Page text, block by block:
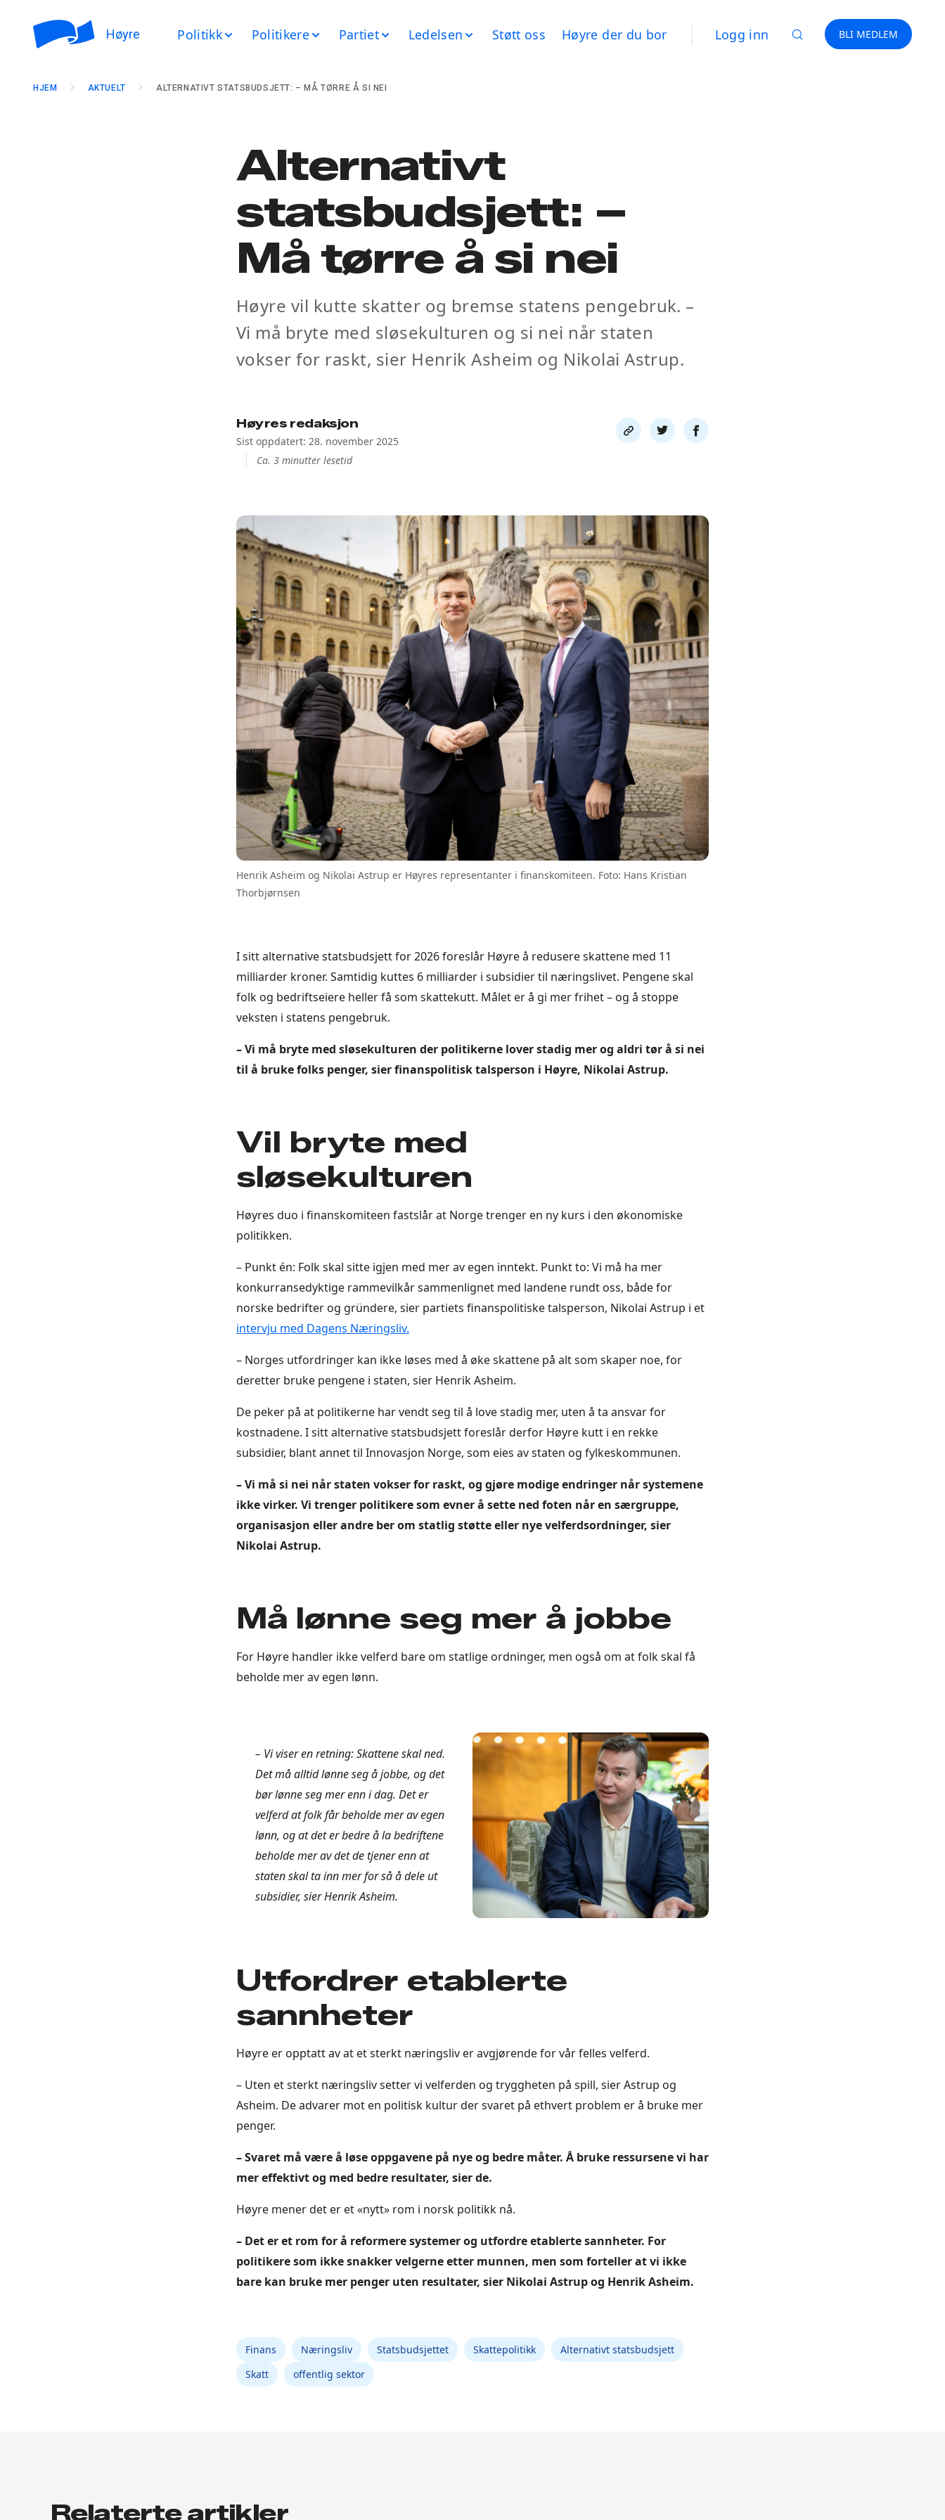
Høyre Politikk Politikere Partiet Ledelsen Støtt oss Høyre der du bor Logg inn BLI MEDLEM
HJEM AKTUELT ALTERNATIVT STATSBUDSJETT: – MÅ TØRRE Å SI NEI
Alternativt
statsbudsjett: –
Må tørre å si nei
Høyre vil kutte skatter og bremse statens pengebruk. –
Vi må bryte med sløsekulturen og si nei når staten
vokser for raskt, sier Henrik Asheim og Nikolai Astrup.
Høyres redaksjon
Sist oppdatert: 28. november 2025
Ca. 3 minutter lesetid
Del
link
Del
på
Del
på
Henrik Asheim og Nikolai Astrup er Høyres representanter i finanskomiteen. Foto: Hans Kristian
Thorbjørnsen
I sitt alternative statsbudsjett for 2026 foreslår Høyre å redusere skattene med 11
milliarder kroner. Samtidig kuttes 6 milliarder i subsidier til næringslivet. Pengene skal
folk og bedriftseiere heller få som skattekutt. Målet er å gi mer frihet – og å stoppe
veksten i statens pengebruk.
– Vi må bryte med sløsekulturen der politikerne lover stadig mer og aldri tør å si nei
til å bruke folks penger, sier finanspolitisk talsperson i Høyre, Nikolai Astrup.
Vil bryte med
sløsekulturen
Høyres duo i finanskomiteen fastslår at Norge trenger en ny kurs i den økonomiske
politikken.
– Punkt én: Folk skal sitte igjen med mer av egen inntekt. Punkt to: Vi må ha mer
konkurransedyktige rammevilkår sammenlignet med landene rundt oss, både for
norske bedrifter og gründere, sier partiets finanspolitiske talsperson, Nikolai Astrup i et
intervju med Dagens Næringsliv.
– Norges utfordringer kan ikke løses med å øke skattene på alt som skaper noe, for
deretter bruke pengene i staten, sier Henrik Asheim.
De peker på at politikerne har vendt seg til å love stadig mer, uten å ta ansvar for
kostnadene. I sitt alternative statsbudsjett foreslår derfor Høyre kutt i en rekke
subsidier, blant annet til Innovasjon Norge, som eies av staten og fylkeskommunen.
– Vi må si nei når staten vokser for raskt, og gjøre modige endringer når systemene
ikke virker. Vi trenger politikere som evner å sette ned foten når en særgruppe,
organisasjon eller andre ber om statlig støtte eller nye velferdsordninger, sier
Nikolai Astrup.
Må lønne seg mer å jobbe
For Høyre handler ikke velferd bare om statlige ordninger, men også om at folk skal få
beholde mer av egen lønn.
– Vi viser en retning: Skattene skal ned.
Det må alltid lønne seg å jobbe, og det
bør lønne seg mer enn i dag. Det er
velferd at folk får beholde mer av egen
lønn, og at det er bedre å la bedriftene
beholde mer av det de tjener enn at
staten skal ta inn mer for så å dele ut
subsidier, sier Henrik Asheim.
Utfordrer etablerte
sannheter
Høyre er opptatt av at et sterkt næringsliv er avgjørende for vår felles velferd.
– Uten et sterkt næringsliv setter vi velferden og tryggheten på spill, sier Astrup og
Asheim. De advarer mot en politisk kultur der svaret på ethvert problem er å bruke mer
penger.
– Svaret må være å løse oppgavene på nye og bedre måter. Å bruke ressursene vi har
mer effektivt og med bedre resultater, sier de.
Høyre mener det er et «nytt» rom i norsk politikk nå.
– Det er et rom for å reformere systemer og utfordre etablerte sannheter. For
politikere som ikke snakker velgerne etter munnen, men som forteller at vi ikke
bare kan bruke mer penger uten resultater, sier Nikolai Astrup og Henrik Asheim.
Finans Næringsliv Statsbudsjettet Skattepolitikk
Alternativt statsbudsjett
Skatt
offentlig sektor
Relaterte artikler